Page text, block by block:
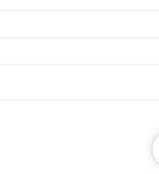
飲食店補助（開